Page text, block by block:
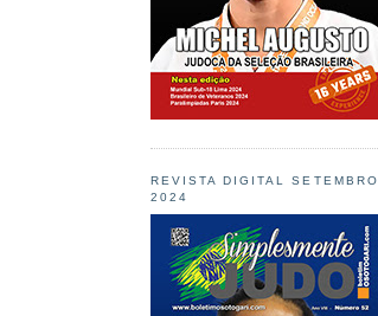
REVISTA DIGITAL SETEMBRO
2024